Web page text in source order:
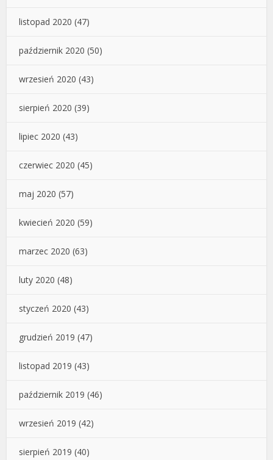
listopad 2020 (47)
październik 2020 (50)
wrzesień 2020 (43)
sierpień 2020 (39)
lipiec 2020 (43)
czerwiec 2020 (45)
maj 2020 (57)
kwiecień 2020 (59)
marzec 2020 (63)
luty 2020 (48)
styczeń 2020 (43)
grudzień 2019 (47)
listopad 2019 (43)
październik 2019 (46)
wrzesień 2019 (42)
sierpień 2019 (40)